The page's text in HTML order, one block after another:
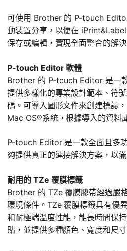
可使用 Brother 的 P-touch
動裝置分享，以便在
保存或編輯，實現全面整合的解決
P-touch Editor 軟體
Brother 的 P-touch Editor 是一
提供多樣化的專業設計範本、符
碼。可導入圖形文件來創建標誌
Mac OS®系統，根據導入的資料
P-touch Editor 是一款全面且多
夠提供真正的連接解決方案，以
耐用的 TZe 覆膜標籤
Brother 的 TZe 覆膜膠帶經過嚴
環境條件。TZe 覆膜標籤具有優
和耐極端溫度性能，能長時間保
貼，並提供多種顏色、寬度和尺